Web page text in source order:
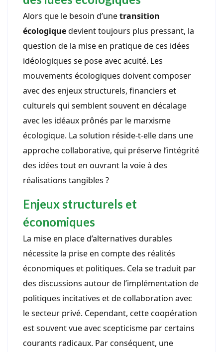
Alors que le besoin d’unetransition
écologiquedevient toujours plus pressant, la
question de la mise en pratique de ces idées
idéologiques se pose avec acuité. Les
mouvements écologiques doivent composer
avec des enjeux structurels, financiers et
culturels qui semblent souvent en décalage
avec les idéaux prônés par le marxisme
écologique. La solution réside-t-elle dans une
approche collaborative, qui préserve l’intégrité
des idées tout en ouvrant la voie à des
réalisations tangibles ?
Enjeux structurels et
économiques
La mise en place d’alternatives durables
nécessite la prise en compte des réalités
économiques et politiques. Cela se traduit par
des discussions autour de l’implémentation de
politiques incitatives et de collaboration avec
le secteur privé. Cependant, cette coopération
est souvent vue avec scepticisme par certains
courants radicaux. Par conséquent, une